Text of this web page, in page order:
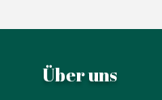
Über uns